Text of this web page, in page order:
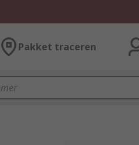
Pakket traceren